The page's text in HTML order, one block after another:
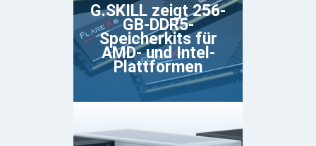
G.SKILL zeigt 256-
GB-DDR5-
Speicherkits für
AMD- und Intel-
Plattformen